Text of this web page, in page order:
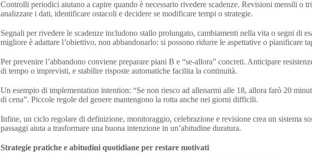
Controlli periodici aiutano a capire quando è necessario rivedere scadenze. Revisioni mensili o
analizzare i dati, identificare ostacoli e decidere se modificare tempi o strategie.
Segnali per rivedere le scadenze includono stallo prolungato, cambiamenti nella vita o segni di
migliore è adattare l’obiettivo, non abbandonarlo: si possono ridurre le aspettative o pianificare
Per prevenire l’abbandono conviene preparare piani B e “se-allora” concreti. Anticipare
di tempo o imprevisti, e stabilire risposte automatiche facilita la continuità.
Un esempio di implementation intention: “Se non riesco ad allenarmi alle 18, allora farò 20
di cena”. Piccole regole del genere mantengono la rotta anche nei giorni difficili.
Infine, un ciclo regolare di definizione, monitoraggio, celebrazione e revisione crea un sistema
passaggi aiuta a trasformare una buona intenzione in un’abitudine duratura.
Strategie pratiche e abitudini quotidiane per restare motivati